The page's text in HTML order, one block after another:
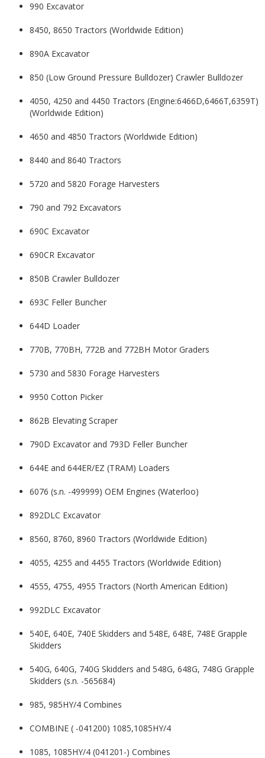
990 Excavator
8450, 8650 Tractors (Worldwide Edition)
890A Excavator
850 (Low Ground Pressure Bulldozer) Crawler Bulldozer
4050, 4250 and 4450 Tractors (Engine:6466D,6466T,6359T)
(Worldwide Edition)
4650 and 4850 Tractors (Worldwide Edition)
8440 and 8640 Tractors
5720 and 5820 Forage Harvesters
790 and 792 Excavators
690C Excavator
690CR Excavator
850B Crawler Bulldozer
693C Feller Buncher
644D Loader
770B, 770BH, 772B and 772BH Motor Graders
5730 and 5830 Forage Harvesters
9950 Cotton Picker
862B Elevating Scraper
790D Excavator and 793D Feller Buncher
644E and 644ER/EZ (TRAM) Loaders
6076 (s.n. -499999) OEM Engines (Waterloo)
892DLC Excavator
8560, 8760, 8960 Tractors (Worldwide Edition)
4055, 4255 and 4455 Tractors (Worldwide Edition)
4555, 4755, 4955 Tractors (North American Edition)
992DLC Excavator
540E, 640E, 740E Skidders and 548E, 648E, 748E Grapple
Skidders
540G, 640G, 740G Skidders and 548G, 648G, 748G Grapple
Skidders (s.n. -565684)
985, 985HY/4 Combines
COMBINE ( -041200) 1085,1085HY/4
1085, 1085HY/4 (041201-) Combines